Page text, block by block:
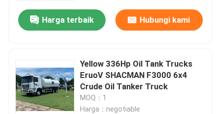
Harga terbaik Hubungi kami
Yellow 336Hp Oil Tank Trucks
EruoV SHACMAN F3000 6x4
Crude Oil Tanker Truck
MOQ：1
Harga：negotiable